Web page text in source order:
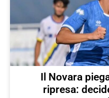
Il Novara
ripresa: